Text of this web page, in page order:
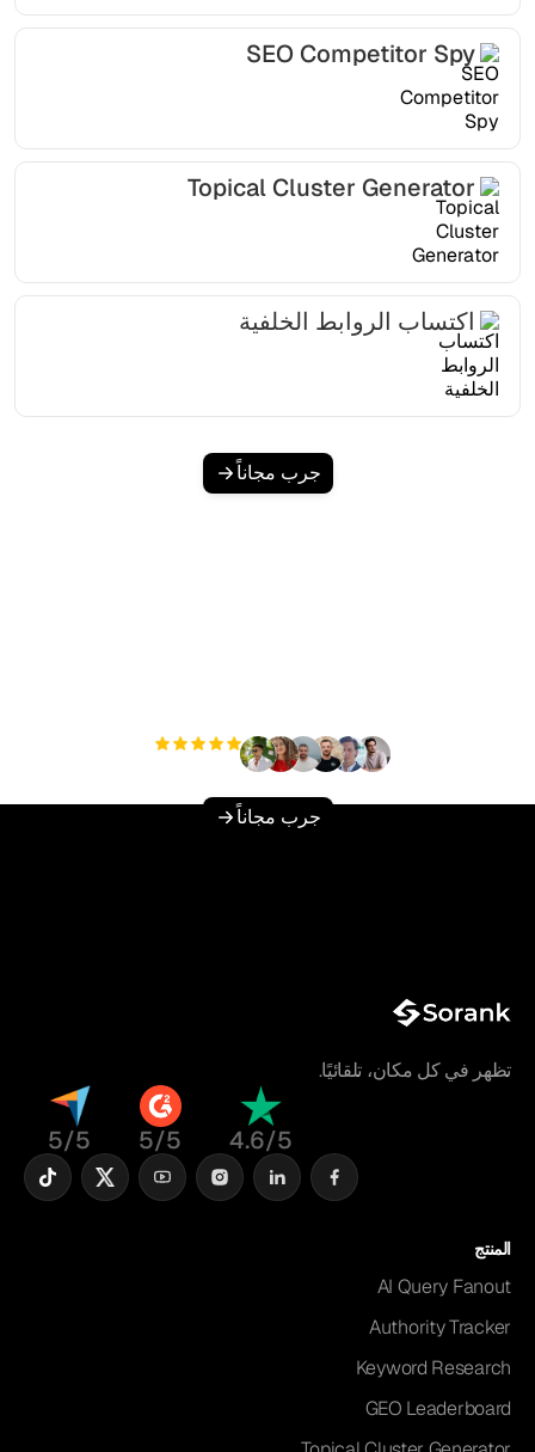
SEO Competitor Spy
Topical Cluster Generator
اكتساب الروابط الخلفية
جرب مجاناً
+3'000
جرب مجاناً
تظهر في كل مكان، تلقائيًا.
4.6/5
5/5
5/5
المنتج
AI Query Fanout
Authority Tracker
Keyword Research
GEO Leaderboard